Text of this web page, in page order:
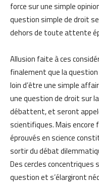
force sur une simple
question simple de droit
dehors de toute attente
Allusion faite à ces
finalement que la
loin d’être une simple
une question de droit sur
débattent, et seront
scientifiques. Mais encore
éprouvés en science
sortir du débat
Des cercles
question et s’élargiront